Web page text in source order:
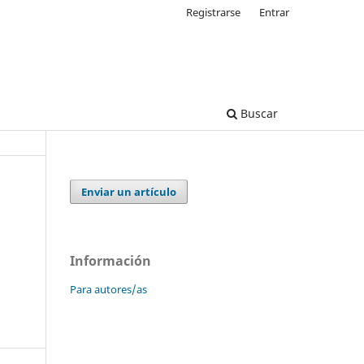
Buscar
Registrarse Entrar
Enviar un artículo
Información
Para autores/as